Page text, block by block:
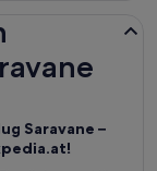
Saravane –